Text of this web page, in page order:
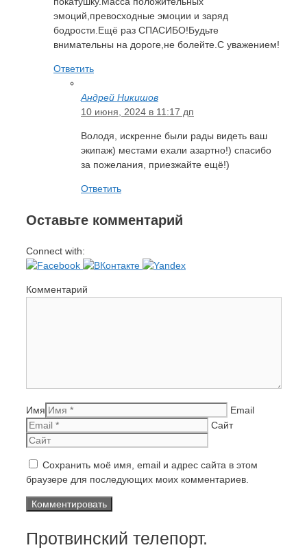
эмоций,превосходные эмоции и заряд
бодрости.Ещё раз СПАСИБО!Будьте
внимательны на дороге,не болейте.С уважением!
Ответить
Андрей Никишов
10 июня, 2024 в 11:17 дп
Володя, искренне были рады видеть ваш
экипаж) местами ехали азартно!) спасибо
за пожелания, приезжайте ещё!)
Ответить
Оставьте комментарий
Connect with:
Комментарий
Имя
Email
Сайт
Сохранить моё имя, email и адрес сайта в этом
браузере для последующих моих комментариев.
Протвинский телепорт.